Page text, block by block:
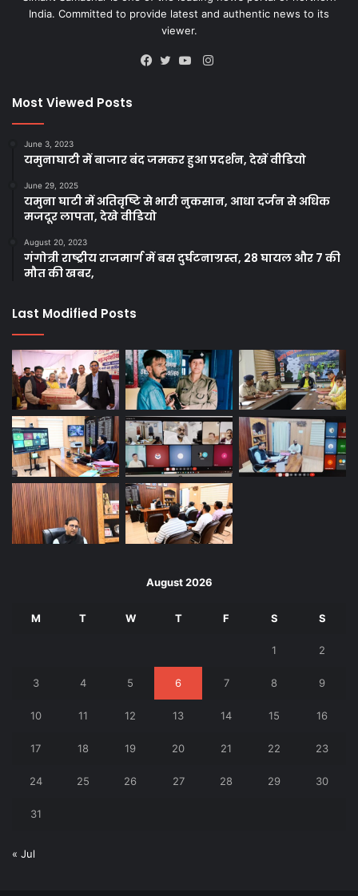
India. Committed to provide latest and authentic news to its
viewer.
Instagram
Most Viewed Posts
June 3, 2023
यमुनाघाटी में बाजार बंद जमकर हुआ प्रदर्शन, देखें वीडियो
June 29, 2025
यमुना घाटी में अतिवृष्टि से भारी नुकसान, आधा दर्जन से अधिक
मजदूर लापता, देखे वीडियो
August 20, 2023
गंगोत्री राष्ट्रीय राजमार्ग में बस दुर्घटनाग्रस्त, 28 घायल और 7 की
मौत की खबर,
Last Modified Posts
August 2026
M T W T F S S
1 2
3 4 5 6 7 8 9
10 11 12 13 14 15 16
17 18 19 20 21 22 23
24 25 26 27 28 29 30
31
« Jul